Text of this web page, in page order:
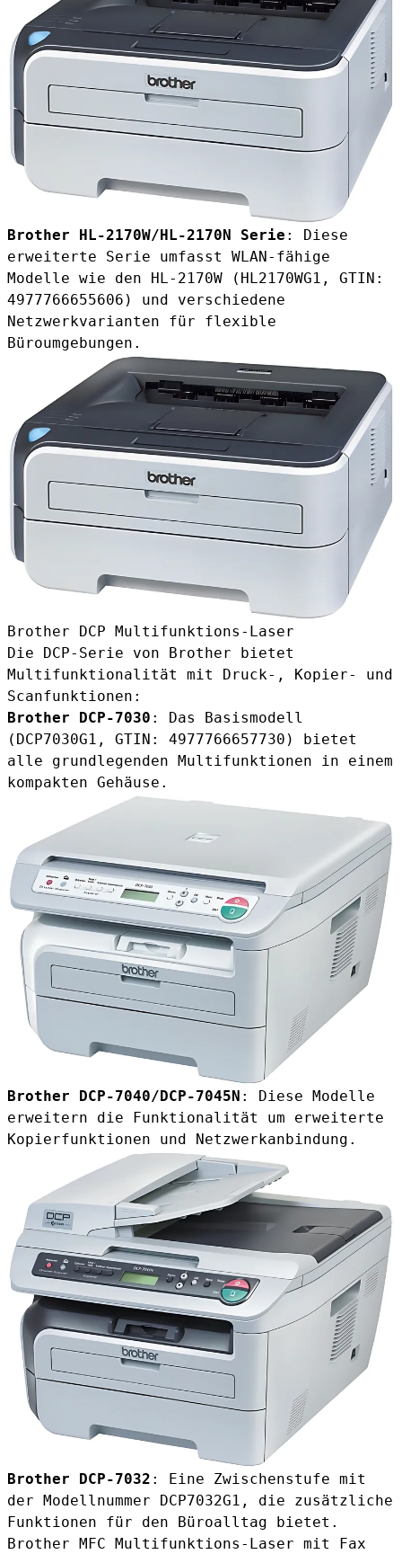
Brother HL-2170W/HL-2170N Serie : Diese
erweiterte Serie umfasst WLAN-fähige
Modelle wie den HL-2170W (HL2170WG1, GTIN:
4977766655606) und verschiedene
Netzwerkvarianten für flexible
Büroumgebungen.
Brother DCP Multifunktions-Laser
Die DCP-Serie von Brother bietet
Multifunktionalität mit Druck-, Kopier- und
Scanfunktionen:
Brother DCP-7030 : Das Basismodell
(DCP7030G1, GTIN: 4977766657730) bietet
alle grundlegenden Multifunktionen in einem
kompakten Gehäuse.
Brother DCP-7040/DCP-7045N : Diese Modelle
erweitern die Funktionalität um erweiterte
Kopierfunktionen und Netzwerkanbindung.
Brother DCP-7032 : Eine Zwischenstufe mit
der Modellnummer DCP7032G1, die zusätzliche
Funktionen für den Büroalltag bietet.
Brother MFC Multifunktions-Laser mit Fax